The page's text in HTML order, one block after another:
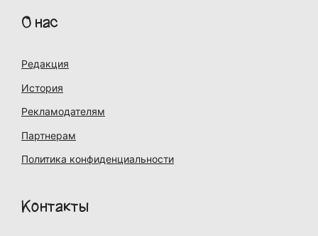
О нас
Редакция
История
Рекламодателям
Партнерам
Политика конфиденциальности
Контакты